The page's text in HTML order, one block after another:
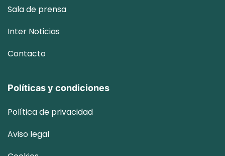
Sala de prensa
Inter Noticias
Contacto
Políticas y condiciones
Política de privacidad
Aviso legal